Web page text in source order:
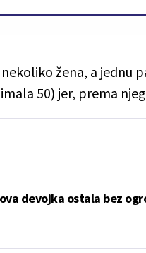
nekoliko žena, a jednu
50) jer, prema
devojka ostala bez